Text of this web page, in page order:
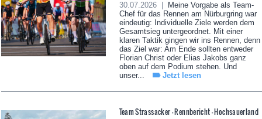
30.07.2026 |
Meine Vorgabe als Team-
Chef für das Rennen am Nürburgring war
eindeutig: Individuelle Ziele werden dem
Gesamtsieg untergeordnet. Mit einer
klaren Taktik gingen wir ins Rennen, denn
das Ziel war: Am Ende sollten entweder
Florian Christ oder Elias Jakobs ganz
oben auf dem Podium stehen. Und
unser...
Jetzt lesen
Team Strassacker - Rennbericht - Hochsauerland